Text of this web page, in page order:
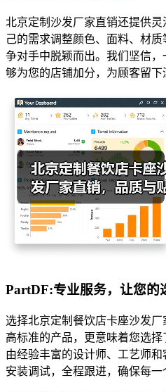
北京定制沙发厂家直销还提供
己的需求调整颜色、面料、材
争对手中脱颖而出。我们坚信
够为您的店铺加分，为顾客留下
PartDF:专业服务，让您的
选择北京定制餐饮店卡座沙发
高标准的产品，更意味着您选
由经验丰富的设计师、工艺师
安装调试，全程跟进，确保每一